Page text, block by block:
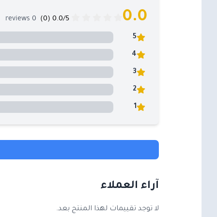
0.0
0 reviews
5
4
3
2
1
آراء العملاء
لا توجد تقييمات لهذا المنتج بعد.